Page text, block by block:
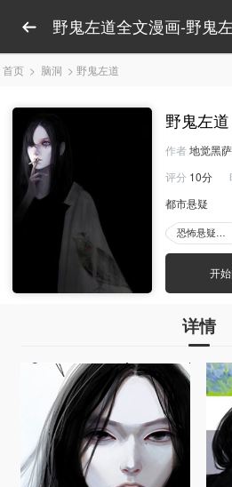
野鬼左道全文漫画-野鬼
首页 > 脑洞 > 野鬼左道
野鬼左道
作者 地觉黑萨
评分 10分
都市悬疑
恐怖悬疑漫画
开
详情